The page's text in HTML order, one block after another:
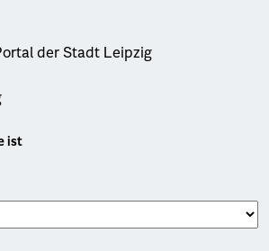
der Stadt Leipzig
ist